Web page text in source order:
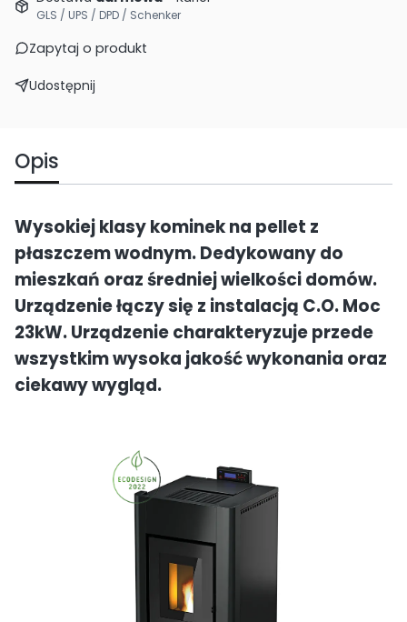
GLS / UPS / DPD / Schenker
Zapytaj o produkt
Udostępnij
Opis
Wysokiej klasy kominek na pellet z
płaszczem wodnym. Dedykowany do
mieszkań oraz średniej wielkości domów.
Urządzenie łączy się z instalacją C.O. Moc
23kW. Urządzenie charakteryzuje przede
wszystkim wysoka jakość wykonania oraz
ciekawy wygląd.